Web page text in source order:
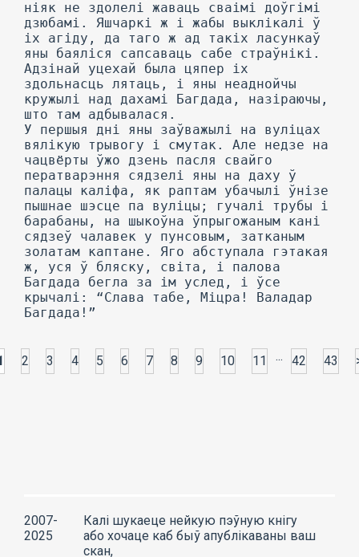
ніяк не здолелі жаваць сваімі доўгімі
дзюбамі. Яшчаркі ж і жабы выклікалі ў
іх агіду, да таго ж ад такіх ласункаў
яны баяліся сапсаваць сабе страўнікі.
Адзінай уцехай была цяпер іх
здольнасць лятаць, і яны неаднойчы
кружылі над дахамі Багдада, назіраючы,
што там адбывалася.
У першыя дні яны заўважылі на вуліцах
вялікую трывогу і смутак. Але недзе на
чацвёрты ўжо дзень пасля свайго
ператварэння сядзелі яны на даху ў
палацы каліфа, як раптам убачылі ўнізе
пышнае шэсце па вуліцы; гучалі трубы і
барабаны, на шыкоўна ўпрыгожаным кані
сядзеў чалавек у пунсовым, затканым
золатам каптане. Яго абступала гэтакая
ж, уся ў бляску, світа, і палова
Багдада бегла за ім услед, і ўсе
крычалі: “Слава табе, Міцра! Валадар
Багдада!”
2 3 4 5 6 7 8 9 10 11 ... 42 43
2007-
2025
Калі шукаеце нейкую пэўную кнігу
або хочаце каб быў апублікаваны ваш
скан,